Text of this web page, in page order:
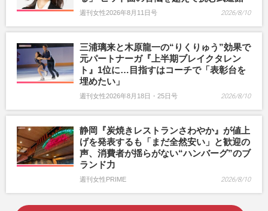
週刊女性2026年8月11日号 2026/8/10
三浦璃来と木原龍一の“りくりゅう”効果で
元パートナーガ『上半期ブレイクタレン
ト』1位に…目指すはコーチで「表彰台を
埋めたい」
週刊女性2026年8月18日・25日号 2026/8/10
静岡『炭焼きレストランさわやか』が値上
げを発表するも「まだ全然安い」と歓迎の
声、消費者が揺らがない“ハンバーグ”のブ
ランド力
週刊女性PRIME 2026/8/10